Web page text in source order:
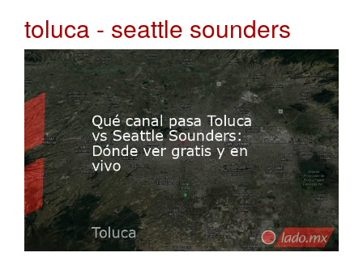
toluca - seattle sounders